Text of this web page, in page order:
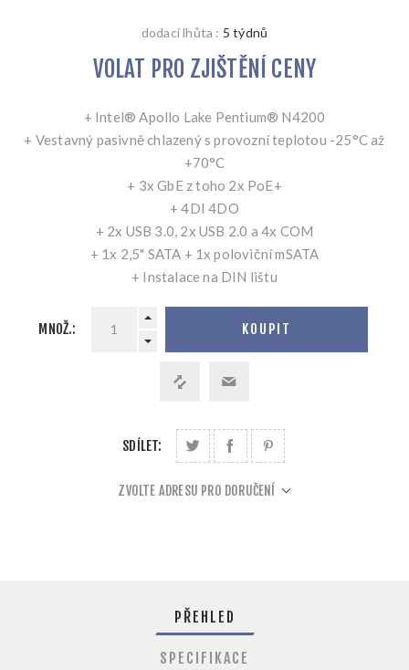
dodací lhůta : 5 týdnů
VOLAT PRO ZJIŠTĚNÍ CENY
+ Intel® Apollo Lake Pentium® N4200
+ Vestavný pasivně chlazený s provozní teplotou -25°C až
+70°C
+ 3x GbE z toho 2x PoE+
+ 4DI 4DO
+ 2x USB 3.0, 2x USB 2.0 a 4x COM
+ 1x 2,5" SATA + 1x poloviční mSATA
+ Instalace na DIN lištu
MNOŽ.: KOUPIT
SDÍLET:
ZVOLTE ADRESU PRO DORUČENÍ
PŘEHLED
SPECIFIKACE